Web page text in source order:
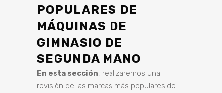
POPULARES DE
MÁQUINAS DE
GIMNASIO DE
SEGUNDA MANO
En esta sección, realizaremos una
revisión de las marcas más populares de